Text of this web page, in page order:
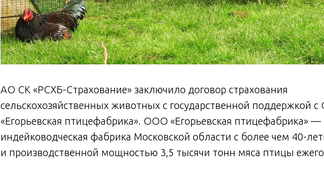
АО СК «РСХБ-Страхование» заключило договор страхования
сельскохозяйственных животных с государственной поддержкой
«Егорьевская птицефабрика». ООО «Егорьевская птицефабрика» —
индейководческая фабрика Московской области с более чем 40-
и производственной мощностью 3,5 тысячи тонн мяса птицы